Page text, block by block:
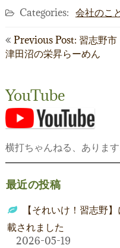
お問合せ
ブログ
日本のこと
業界のこと
おいしいこと
未分類
Categories: 会社のこ
投
稿
ビ
ゲ
ー
シ
ョ
ン
Previous Post: 習志野市
津田沼の栄昇らーめん
YouTube
横打ちゃんねる、あります
最近の投稿
【それいけ！習志野
載されました
2026-05-19